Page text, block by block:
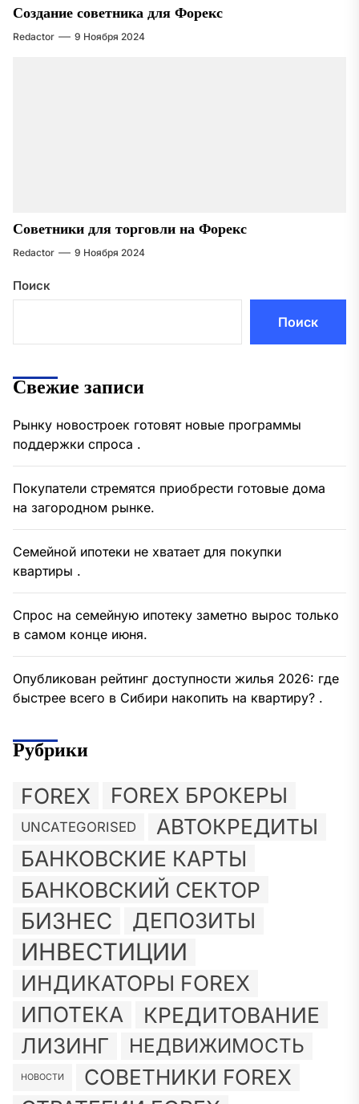
Создание советника для Форекс
Redactor 9 Ноября 2024
Советники для торговли на Форекс
Redactor 9 Ноября 2024
Поиск
Поиск
Свежие записи
Рынку новостроек готовят новые программы
поддержки спроса .
Покупатели стремятся приобрести готовые дома
на загородном рынке.
Семейной ипотеки не хватает для покупки
квартиры .
Спрос на семейную ипотеку заметно вырос только
в самом конце июня.
Опубликован рейтинг доступности жилья 2026: где
быстрее всего в Сибири накопить на квартиру? .
Рубрики
FOREX FOREX БРОКЕРЫ
UNCATEGORISED АВТОКРЕДИТЫ
БАНКОВСКИЕ КАРТЫ
БАНКОВСКИЙ СЕКТОР
БИЗНЕС ДЕПОЗИТЫ
ИНВЕСТИЦИИ
ИНДИКАТОРЫ FOREX
ИПОТЕКА
КРЕДИТОВАНИЕ
ЛИЗИНГ НЕДВИЖИМОСТЬ
НОВОСТИ
СОВЕТНИКИ FOREX